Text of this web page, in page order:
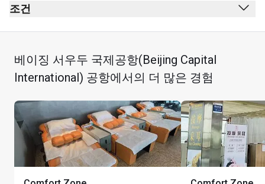
보안 검사대 통과 후
조건
금연(전자 담배 포함)
복장 규정 없음
모든 어린이는 성인이 동행해야 합니다.
방문 할당량 중 라운지 방문 1회에 상응하며, 해당하는 경
우 카드 소지자에게 요금이 청구됩니다. 예를 들어, 카드
소지자가 동반자 1명을 등록하는 경우, 계정에 ‘카드 소지
자 1명 방문 + 동반자 1명 방문’으로 청구됩니다. 등록 시
점에는 카드 소지자 1인 기준 방문당 카드 1장만 허용됩
베이징 서우두 국제공항(Beijing Capital
International) 공항에서의 더 많은 경험